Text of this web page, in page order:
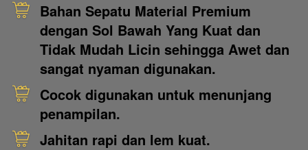
Bahan Sepatu Material Premium
dengan Sol Bawah Yang Kuat dan
Tidak Mudah Licin sehingga Awet dan
sangat nyaman digunakan.
Cocok digunakan untuk menunjang
penampilan.
Jahitan rapi dan lem kuat.